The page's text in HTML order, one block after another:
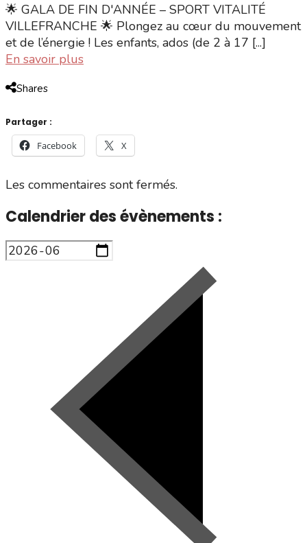
🌟 GALA DE FIN D'ANNÉE – SPORT VITALITÉ
VILLEFRANCHE 🌟 Plongez au cœur du mouvement
et de l’énergie ! Les enfants, ados (de 2 à 17 [...]
En savoir plus
Shares
Partager :
Facebook X
Les commentaires sont fermés.
Calendrier des évènements :